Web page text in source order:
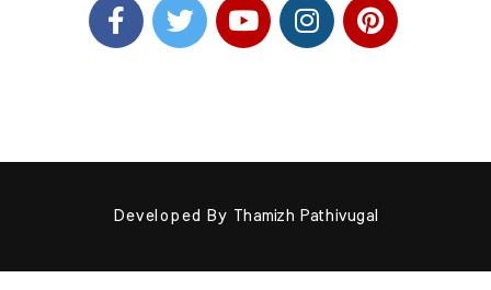
Developed By Thamizh Pathivugal